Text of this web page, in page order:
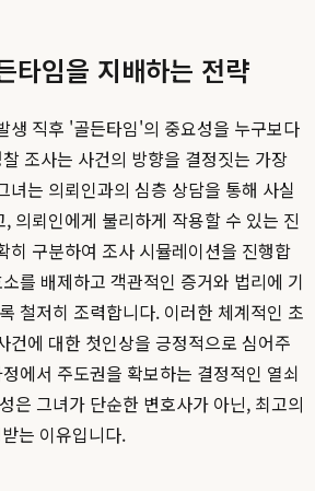
타임을 지배하는 전략
생 직후 '골든타임'의 중요성을 누구보다
조사는 사건의 방향을 결정짓는 가장
녀는 의뢰인과의 심층 상담을 통해 사실
의뢰인에게 불리하게 작용할 수 있는 진
히 구분하여 조사 시뮬레이션을 진행합
를 배제하고 객관적인 증거와 법리에 기
철저히 조력합니다. 이러한 체계적인 초
건에 대한 첫인상을 긍정적으로 심어주
에서 주도권을 확보하는 결정적인 열쇠
은 그녀가 단순한 변호사가 아닌, 최고의
는 이유입니다.